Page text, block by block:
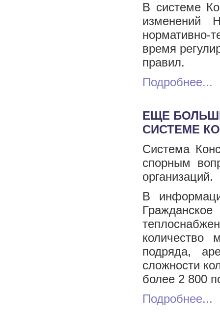
В системе
изменений
нормативно-
время
правил.
Подробнее...
ЕЩЕ
СИСТЕМЕ
Система
спорным
организаций.
В
количество
подряда,
сложности
более 2 800
Подробнее...